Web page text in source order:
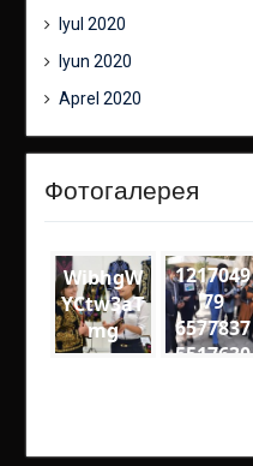
Iyul 2020
Iyun 2020
Aprel 2020
Фотогалерея
WibhgW
YCtw3aT
mg
1217049
79
6577837
5517630
74281 n